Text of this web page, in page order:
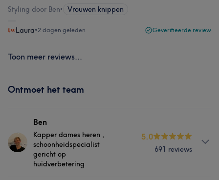
Styling door Ben• Vrouwen knippen
Laura•2 dagen geleden Geverifieerde review
Toon meer reviews...
Ontmoet het team
Ben
Kapper dames heren ,
schoonheidspecialist
gericht op
huidverbetering
5.0
691 reviews